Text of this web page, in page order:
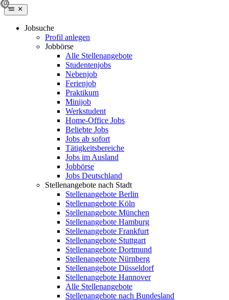
Jobsuche
Profil anlegen
Jobbörse
Alle Stellenangebote
Studentenjobs
Nebenjob
Ferienjob
Praktikum
Minijob
Werkstudent
Home-Office Jobs
Beliebte Jobs
Jobs ab sofort
Tätigkeitsbereiche
Jobs im Ausland
Jobbörse
Jobs Deutschland
Stellenangebote nach Stadt
Stellenangebote Berlin
Stellenangebote Köln
Stellenangebote München
Stellenangebote Hamburg
Stellenangebote Frankfurt
Stellenangebote Stuttgart
Stellenangebote Dortmund
Stellenangebote Nürnberg
Stellenangebote Düsseldorf
Stellenangebote Hannover
Alle Stellenangebote
Stellenangebote nach Bundesland